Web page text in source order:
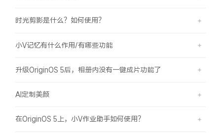
时光剪影是什么？如何使用？
小V记忆有什么作用/有哪些功能
升级OriginOS 5后，相册内没有一键成片功能了
AI定制美颜
在OriginOS 5上，小V作业助手如何使用？